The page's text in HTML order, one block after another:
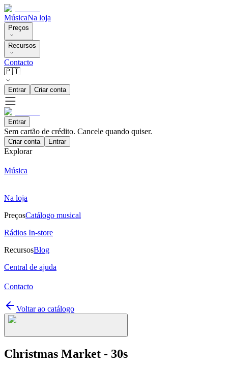
MúsicaNa loja
Preços
Recursos
Contacto
🇵🇹
Entrar Criar conta
Entrar
Sem cartão de crédito. Cancele quando quiser.
Criar conta Entrar
Explorar
Música
Na loja
PreçosCatálogo musical
Rádios In-store
RecursosBlog
Central de ajuda
Contacto
Voltar ao catálogo
Christmas Market - 30s